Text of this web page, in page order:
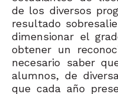
de los diversos
resultado
dimensionar el
obtener un
necesario saber
alumnos, de
que cada año